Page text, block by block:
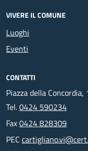
VIVERE IL COMUNE
Luoghi
Eventi
CONTATTI
Piazza della
Tel.0424 590234
Fax0424 828309
PEC